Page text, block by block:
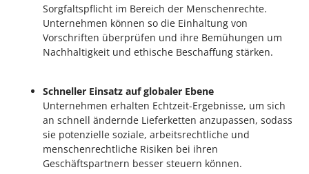
Sorgfaltspflicht im Bereich der Menschenrechte.
Unternehmen können so die Einhaltung von
Vorschriften überprüfen und ihre Bemühungen um
Nachhaltigkeit und ethische Beschaffung stärken.
Schneller Einsatz auf globaler Ebene
Unternehmen erhalten Echtzeit-Ergebnisse, um sich
an schnell ändernde Lieferketten anzupassen, sodass
sie potenzielle soziale, arbeitsrechtliche und
menschenrechtliche Risiken bei ihren
Geschäftspartnern besser steuern können.